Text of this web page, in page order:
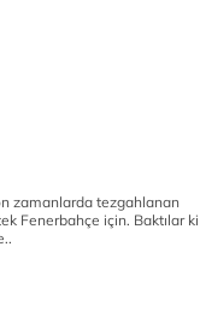
zamanlarda tezgahlanan
Fenerbahçe için. Baktılar ki